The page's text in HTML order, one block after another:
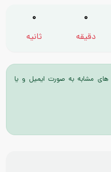
0
دقیقه
0
ثانیه
های مشابه به صورت ایمیل و یا